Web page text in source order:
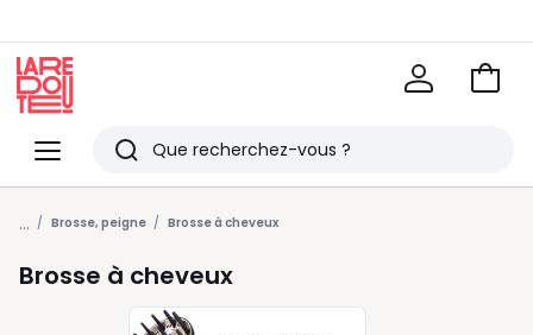
Menu
Redoute
Rechercher
Derniers
articles
vus
Voir
... Brosse, peigne Brosse à cheveux
Brosse à cheveux